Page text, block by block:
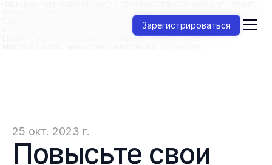
"BreadcrumbList", "itemListElement": [ { "@type": "ListItem", "position": 1, "name":
"ChatGPT", "item": "https://jenni.ai/chat-gpt" }, { "@type": "ListItem", "position": 2,
"name": "Применение", "item": "https://jenni.ai/chat-gpt/uses" }, { "@type":
"ListItem", "position": 3, "name": "Написание контента", "item":
25 окт. 2023 г.
Повысьте свои
Зарегистрироваться